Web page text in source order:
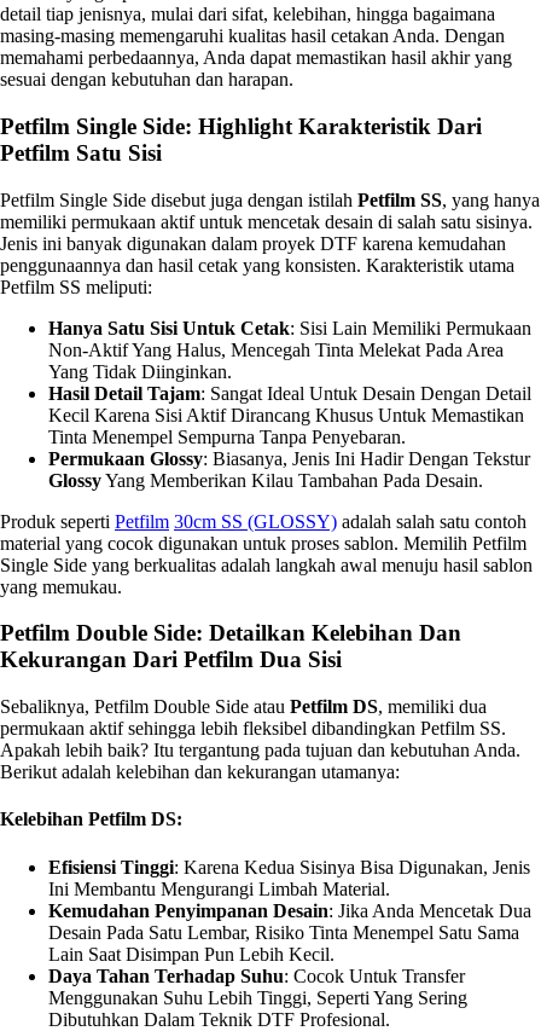
detail tiap jenisnya, mulai dari sifat, kelebihan, hingga bagaimana
masing-masing memengaruhi kualitas hasil cetakan Anda. Dengan
memahami perbedaannya, Anda dapat memastikan hasil akhir yang
sesuai dengan kebutuhan dan harapan.
Petfilm Single Side: Highlight Karakteristik Dari
Petfilm Satu Sisi
Petfilm Single Side disebut juga dengan istilah Petfilm SS, yang hanya
memiliki permukaan aktif untuk mencetak desain di salah satu sisinya.
Jenis ini banyak digunakan dalam proyek DTF karena kemudahan
penggunaannya dan hasil cetak yang konsisten. Karakteristik utama
Petfilm SS meliputi:
Hanya Satu Sisi Untuk Cetak: Sisi Lain Memiliki Permukaan
Non-Aktif Yang Halus, Mencegah Tinta Melekat Pada Area
Yang Tidak Diinginkan.
Hasil Detail Tajam: Sangat Ideal Untuk Desain Dengan Detail
Kecil Karena Sisi Aktif Dirancang Khusus Untuk Memastikan
Tinta Menempel Sempurna Tanpa Penyebaran.
Permukaan Glossy: Biasanya, Jenis Ini Hadir Dengan Tekstur
GlossyYang Memberikan Kilau Tambahan Pada Desain.
Produk seperti Petfilm 30cm SS (GLOSSY) adalah salah satu contoh
material yang cocok digunakan untuk proses sablon. Memilih Petfilm
Single Side yang berkualitas adalah langkah awal menuju hasil sablon
yang memukau.
Petfilm Double Side: Detailkan Kelebihan Dan
Kekurangan Dari Petfilm Dua Sisi
Sebaliknya, Petfilm Double Side atau Petfilm DS, memiliki dua
permukaan aktif sehingga lebih fleksibel dibandingkan Petfilm SS.
Apakah lebih baik? Itu tergantung pada tujuan dan kebutuhan Anda.
Berikut adalah kelebihan dan kekurangan utamanya:
Kelebihan Petfilm DS:
Efisiensi Tinggi: Karena Kedua Sisinya Bisa Digunakan, Jenis
Ini Membantu Mengurangi Limbah Material.
Kemudahan Penyimpanan Desain: Jika Anda Mencetak Dua
Desain Pada Satu Lembar, Risiko Tinta Menempel Satu Sama
Lain Saat Disimpan Pun Lebih Kecil.
Daya Tahan Terhadap Suhu: Cocok Untuk Transfer
Menggunakan Suhu Lebih Tinggi, Seperti Yang Sering
Dibutuhkan Dalam Teknik DTF Profesional.